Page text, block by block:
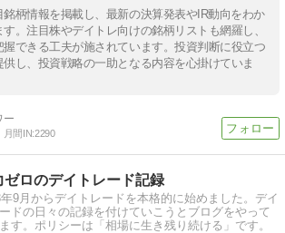
柄情報を掲載し、最新の決算発表やIR動向をわか
。注目株やデイトレ向けの銘柄リストも網羅し、
できる工夫が施されています。投資判断に役立つ
供し、投資戦略の一助となる内容を心掛けていま
月間IN:2290
ゼロのデイトレード記録
9月からデイトレードを本格的に始めました。デイ
ードの日々の記録を付けていこうとブログをやって
す。ポリシーは「相場に生き残り続ける」です。